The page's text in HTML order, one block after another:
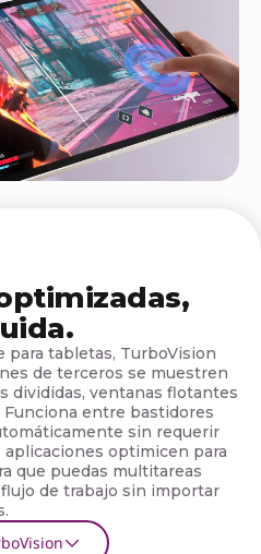
tabletas, TurboVision
de terceros se muestren
divididas, ventanas flotantes
entre bastidores
sin requerir
optimicen para
que puedas multitareas
de trabajo sin importar